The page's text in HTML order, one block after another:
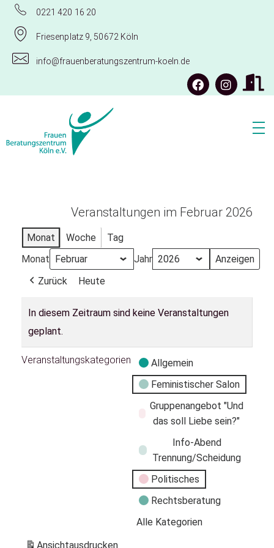
0221 420 16 20
Friesenplatz 9, 50672 Köln
info@frauenberatungszentrum-koeln.de
Veranstaltungen im Februar 2026
Monat Woche
Tag
Monat
Jahr
Zurück
Heute
In diesem Zeitraum sind keine Veranstaltungen
geplant.
Veranstaltungskategorien
Allgemein
Feministischer Salon
Gruppenangebot "Und
das soll Liebe sein?"
Info-Abend
Trennung/Scheidung
Politisches
Rechtsberatung
Alle Kategorien
Ansichtausdrucken